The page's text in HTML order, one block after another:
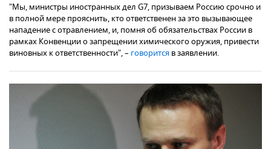
"Мы, министры иностранных дел G7, призываем Россию срочно и
в полной мере прояснить, кто ответственен за это вызывающее
нападение с отравлением, и, помня об обязательствах России в
рамках Конвенции о запрещении химического оружия, привести
виновных к ответственности", – говорится в заявлении.